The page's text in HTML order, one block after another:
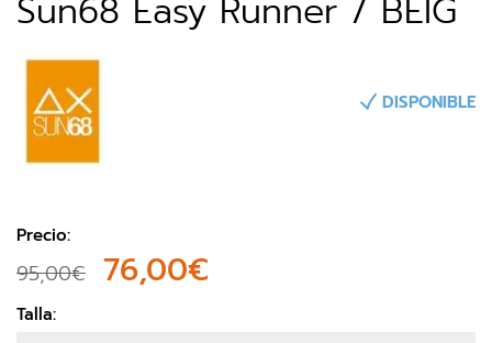
Sun68 Easy Runner / BEIG
DISPONIBLE
Precio:
95,00€ 76,00€
Talla: